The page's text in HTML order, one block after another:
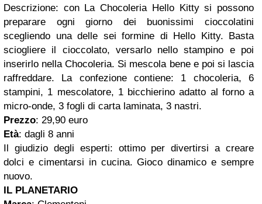
Descrizione: con La Chocoleria Hello Kitty si possono
preparare ogni giorno dei buonissimi cioccolatini
scegliendo una delle sei formine di Hello Kitty. Basta
sciogliere il cioccolato, versarlo nello stampino e poi
inserirlo nella Chocoleria. Si mescola bene e poi si lascia
raffreddare. La confezione contiene: 1 chocoleria, 6
stampini, 1 mescolatore, 1 bicchierino adatto al forno a
micro-onde, 3 fogli di carta laminata, 3 nastri.
Prezzo: 29,90 euro
Età: dagli 8 anni
Il giudizio degli esperti: ottimo per divertirsi a creare
dolci e cimentarsi in cucina. Gioco dinamico e sempre
nuovo.
IL PLANETARIO